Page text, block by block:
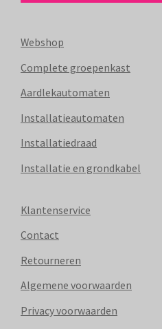
Webshop
Complete groepenkast
Aardlekautomaten
Installatieautomaten
Installatiedraad
Installatie en grondkabel
Klantenservice
Contact
Retourneren
Algemene voorwaarden
Privacy voorwaarden